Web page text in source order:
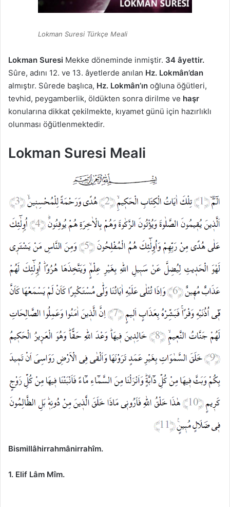
Lokman Suresi Türkçe Meali
Lokman Suresi Mekke döneminde inmiştir. 34 âyettir.
Sûre, adını 12. ve 13. âyetlerde anılan Hz. Lokmân’dan
almıştır. Sûrede başlıca, Hz. Lokmân’ın oğluna öğütleri,
tevhid, peygamberlik, öldükten sonra dirilme ve haşr
konularına dikkat çekilmekte, kıyamet günü için hazırlıklı
olunması öğütlenmektedir.
Lokman Suresi Meali
Bismillâhirrahmânirrahîm.
1. Elif Lâm Mîm.